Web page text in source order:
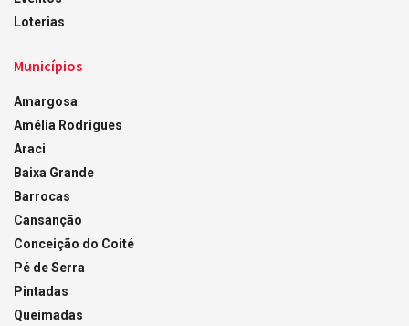
Loterias
Municípios
Amargosa
Amélia Rodrigues
Araci
Baixa Grande
Barrocas
Cansanção
Conceição do Coité
Pé de Serra
Pintadas
Queimadas